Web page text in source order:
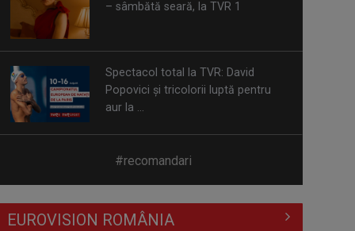
Popovici și tricolorii luptă pentru
Prima câştigătoare a trofeului
„Vedeta populară” şi-a aniversat la
TVR ...
Întâlnire cu jazz-ul autohton, la
#recomandari
EUROVISION ROMÂNIA